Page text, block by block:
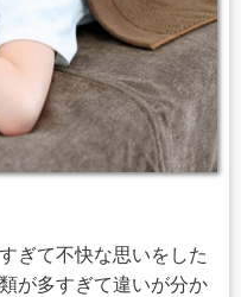
ぎて不快な思いをした
が多すぎて違いが分か